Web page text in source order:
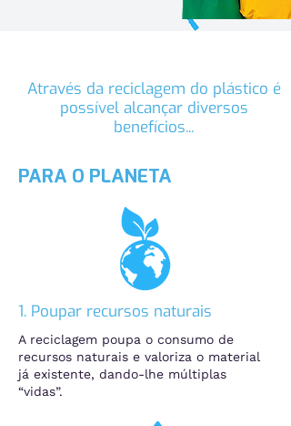
Através da reciclagem do plástico é
possível alcançar diversos
benefícios...
PARA O PLANETA
1. Poupar recursos naturais
A reciclagem poupa o consumo de
recursos naturais e valoriza o material
já existente, dando-lhe múltiplas
“vidas”.